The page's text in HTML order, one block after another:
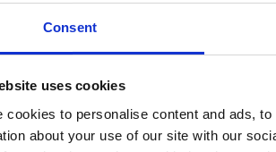
Consent
uses cookies
cookies to personalise content and ads,
about your use of our site with our
av kornet selv med lokalt korn
Dette absorberer mer vann og
Nils-Olav baker også flere typer
deigene, noe som gir brødene
dette gjennom valg av mel og